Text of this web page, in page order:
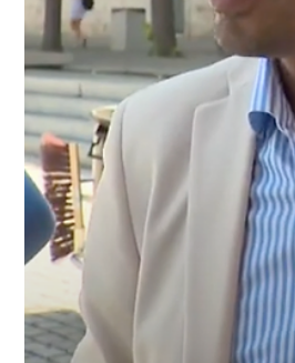
¿Cómo lograr que un tema tan
subvenciones capte la atención
lugar en prime time en uno de los
país? Eso fue exactamente lo que
la plataforma que ayuda a
ayuntamientos a encontrar y
semana, La Sexta Noticias dedicó un reportaje a la falta de
información y las trabas
personas acceder a ayudas pú